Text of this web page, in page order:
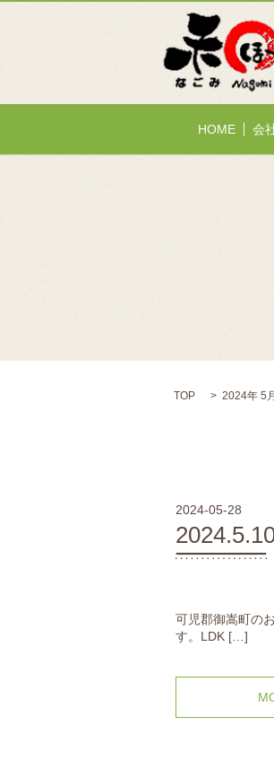
HOME 会
TOP 2024年 5月
2024-05-28
可児郡御嵩町の
す。LDK […]